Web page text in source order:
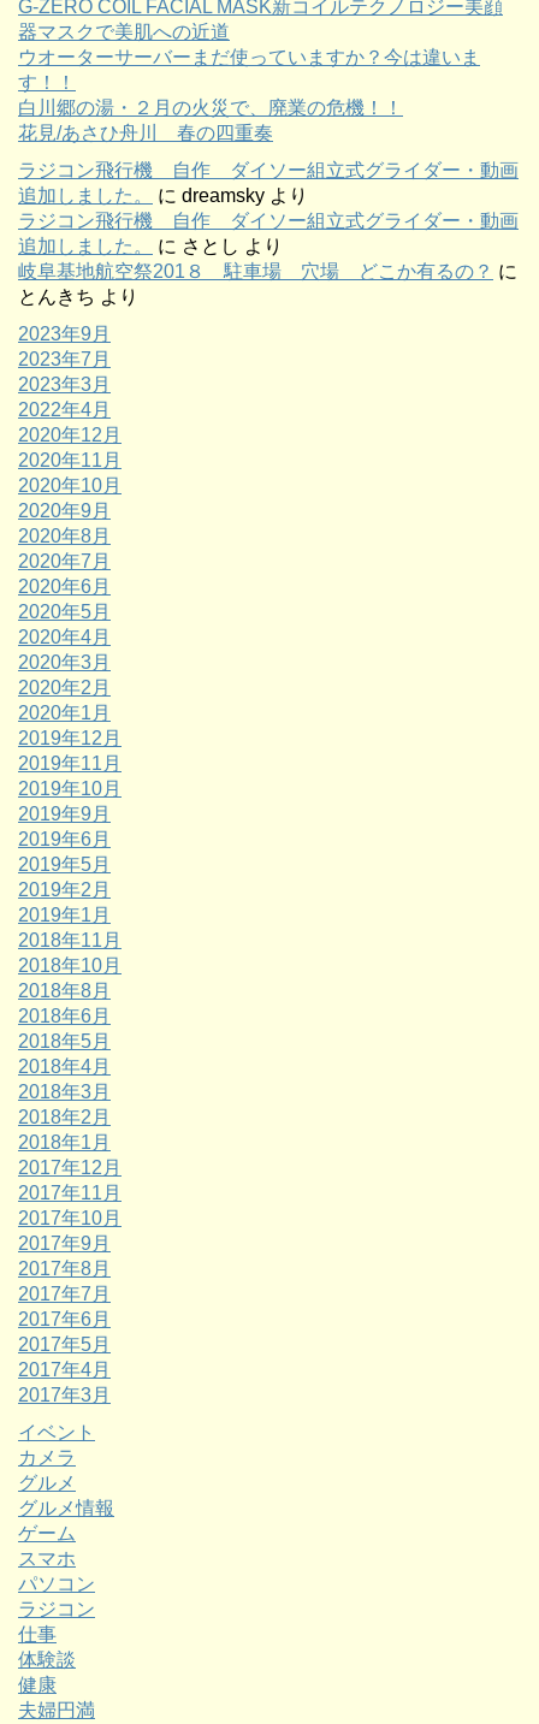
G-ZERO COIL FACIAL MASK新コイルテクノロジー美顔
器マスクで美肌への近道
ウオーターサーバーまだ使っていますか？今は違いま
す！！
白川郷の湯・２月の火災で、廃業の危機！！
花見/あさひ舟川 春の四重奏
ラジコン飛行機 自作 ダイソー組立式グライダー・動画
追加しました。
に dreamsky より
ラジコン飛行機 自作 ダイソー組立式グライダー・動画
追加しました。
に さとし より
岐阜基地航空祭201８ 駐車場 穴場 どこか有るの？ に
とんきち より
2023年9月
2023年7月
2023年3月
2022年4月
2020年12月
2020年11月
2020年10月
2020年9月
2020年8月
2020年7月
2020年6月
2020年5月
2020年4月
2020年3月
2020年2月
2020年1月
2019年12月
2019年11月
2019年10月
2019年9月
2019年6月
2019年5月
2019年2月
2019年1月
2018年11月
2018年10月
2018年8月
2018年6月
2018年5月
2018年4月
2018年3月
2018年2月
2018年1月
2017年12月
2017年11月
2017年10月
2017年9月
2017年8月
2017年7月
2017年6月
2017年5月
2017年4月
2017年3月
イベント
カメラ
グルメ
グルメ情報
ゲーム
スマホ
パソコン
ラジコン
仕事
体験談
健康
夫婦円満